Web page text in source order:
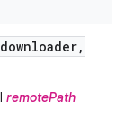
downloader,
remotePath